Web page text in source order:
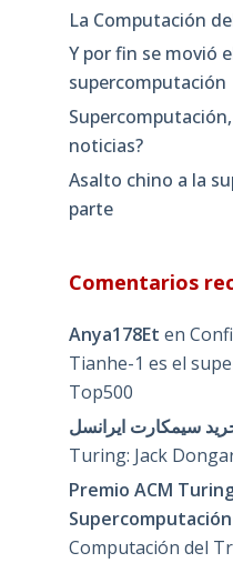
La Computación
Y por fin se movió
supercomputación
noticias?
Asalto chino a la
parte
Comentarios
Anya178Et en
Tianhe-1 es el
Top500
سیمکارت ایرانسل
Turing: Jack
Premio ACM
Computación del